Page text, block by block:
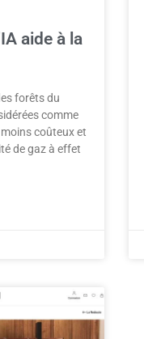
aide à la
forêts du
comme
moins coûteux et
de gaz à effet